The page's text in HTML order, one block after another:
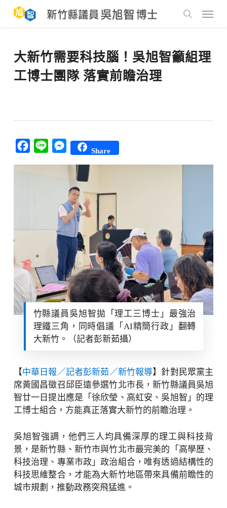
main
Menu
大新竹需要科技腦！吳旭智籲組理
工博士團隊 落實前瞻治理
Facebook
Line Messenger
Share
竹縣議員吳旭智拋「理工三博士」最強治
理鐵三角，同時倡議「AI精簡行政」翻轉
大新竹。（記者彭新茹攝）
【中華日報／記者彭新茹／新竹報導】針對民眾黨主
席黃國昌徵召邱臣遠參選竹北市長，新竹縣議員吳旭
智廿一日提出應是「徐欣瑩、高虹安、吳旭智」的理
工博士組合，方能真正落實大新竹的前瞻治理。
吳旭智強調，他們三人均具備深厚的理工與科技背
景，是新竹縣、新竹市與竹北市最完美的「高學歷、
科技治理、專業市政」政治組合，唯有透過結構性的
科技思維整合，才能為大新竹地區帶來具備前瞻性的
城市規劃，推動政務突飛猛進。